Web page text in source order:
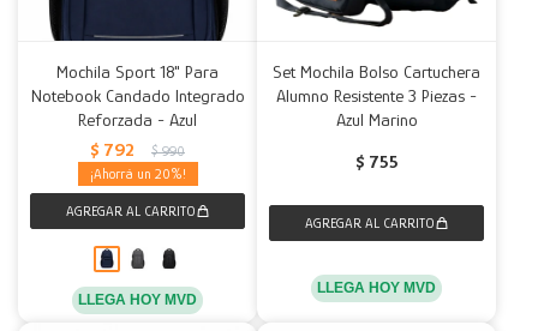
Mochila Sport 18" Para
Notebook Candado Integrado
Reforzada - Azul
$ 792 $ 990
20
LLEGA HOY MVD
Set Mochila Bolso Cartuchera
Alumno Resistente 3 Piezas -
Azul Marino
$ 755
LLEGA HOY MVD